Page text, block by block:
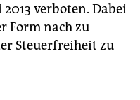
verboten. Dabei
Form nach zu
Steuerfreiheit zu